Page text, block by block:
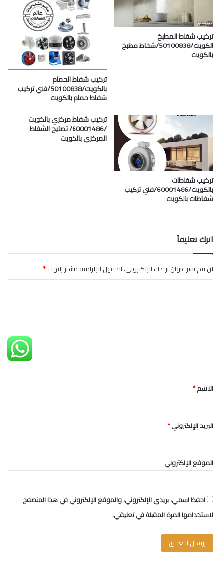
تركيب شفاط المطبخ
الكويت/50100838/شفاط مطبخ
بالكويت
تركيب شفاط الحمام
بالكويت/50100838/فني تركيب
شفاط حمام بالكويت
تركيب شفاطات
بالكويت/60001486/فني تركيب
شفاطات بالكويت
تركيب شفاط مركزي بالكويت
/60001486/ تصليح الشفاط
المركزي بالكويت
اترك تعليقاً
لن يتم نشر عنوان بريدك الإلكتروني.الحقول الإلزامية مشار إليها بـ*
ق
*
الاسم*
البريد الإلكتروني*
الموقع الإلكتروني
احفظ اسمي، بريدي الإلكتروني، والموقع الإلكتروني في هذا المتصفح
لاستخدامها المرة المقبلة في تعليقي.